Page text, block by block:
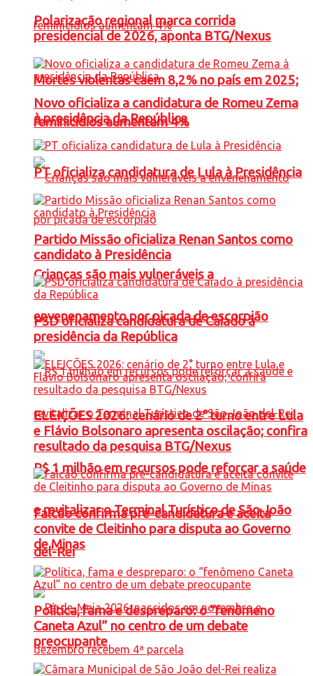
Mortes violentas caem 8,2% no país em 2025;
feminicídios aumentam 4%
Crianças são mais vulneráveis a
envenenamento por picada de escorpião
R$ 1 milhão em recursos pode reforçar a saúde
e revitalizar o Terminal Turístico de São João
del-Rei
Polarização regional marca corrida
presidencial de 2026, aponta BTG/Nexus
Novo oficializa a candidatura de Romeu Zema
à presidência da República
PT oficializa candidatura de Lula à Presidência
Partido Missão oficializa Renan Santos como
candidato à Presidência
PSD oficializa candidatura de Caiado à
presidência da República
ELEIÇÕES 2026: cenário de 2° turno entre Lula
e Flávio Bolsonaro apresenta oscilação; confira
resultado da pesquisa BTG/Nexus
Falcão confirma pré-candidatura e aceita
convite de Cleitinho para disputa ao Governo
de Minas
Política, fama e despreparo: o “fenômeno
Caneta Azul” no centro de um debate
preocupante